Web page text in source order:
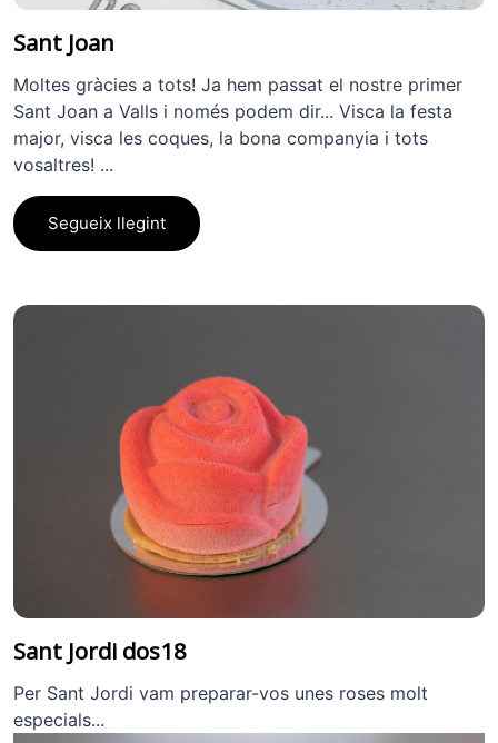
Sant Joan
Moltes gràcies a tots! Ja hem passat el nostre primer
Sant Joan a Valls i només podem dir... Visca la festa
major, visca les coques, la bona companyia i tots
vosaltres! ...
Segueix llegint
Sant Jordi dos18
Per Sant Jordi vam preparar-vos unes roses molt
especials...